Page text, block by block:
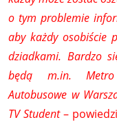
o tym problemie
aby każdy osobiście
dziadkami. Bardzo
będą m.in. Metro
Autobusowe w
TV Student–